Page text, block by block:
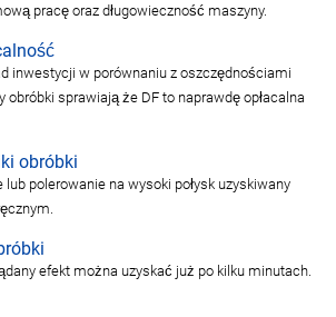
pracę oraz długowieczność maszyny.
inwestycji w porównaniu z oszczędnościami
obróbki sprawiają że DF to naprawdę opłacalna
obróbki
polerowanie na wysoki połysk uzyskiwany
efekt można uzyskać już po kilku minutach.